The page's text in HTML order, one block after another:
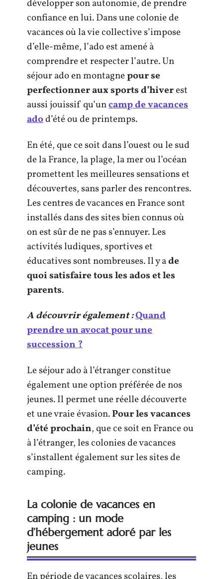
développer son autonomie, de prendre
confiance en lui. Dans une colonie de
vacances où la vie collective s’impose
d’elle-même, l’ado est amené à
comprendre et respecter l’autre. Un
séjour ado en montagnepour se
perfectionner aux sports d’hiverest
aussi jouissif qu’uncamp de vacances
adod’été ou de printemps.
En été, que ce soit dans l’ouest ou le sud
de la France, la plage, la mer ou l’océan
promettent les meilleures sensations et
découvertes, sans parler des rencontres.
Les centres de vacances en France sont
installés dans des sites bien connus où
on est sûr de ne pas s’ennuyer. Les
activités ludiques, sportives et
éducatives sont nombreuses. Il y ade
quoi satisfaire tous les ados et les
parents.
A découvrir également :Quand
prendre un avocat pour une
succession ?
Le séjour ado à l’étranger constitue
également une option préférée de nos
jeunes. Il permet une réelle découverte
et une vraie évasion.Pour les vacances
d’été prochain, que ce soit en France ou
à l’étranger, les colonies de vacances
s’installent également sur les sites de
camping.
La colonie de vacances en
camping : un mode
d’hébergement adoré par les
jeunes
En période de vacances scolaires, les